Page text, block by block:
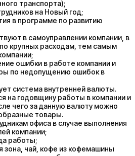
транспорта);
на Новый год;
в программе по развитию
в самоуправлении компании, в
крупных расходам, тем самым
ошибки в работе компании и
по недопущению ошибок в
система внутренней валюты.
на годовщину работы в компании и
чего за данную валюту можно
товары.
офиса в случае выполнения
компании;
работы;
зона, чай, кофе из кофемашины